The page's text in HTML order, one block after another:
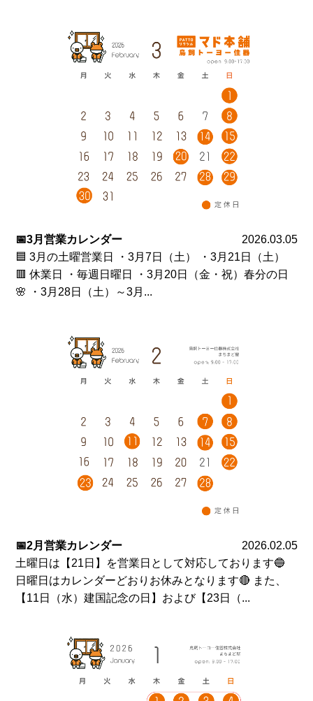
📅3月営業カレンダー
2026.03.05
🟦 3月の土曜営業日 ・3月7日（土） ・3月21日（土）
🟥 休業日 ・毎週日曜日 ・3月20日（金・祝）春分の日
🌸 ・3月28日（土）～3月...
📅2月営業カレンダー
2026.02.05
土曜日は【21日】を営業日として対応しております🔵
日曜日はカレンダーどおりお休みとなります🔴 また、
【11日（水）建国記念の日】および【23日（...